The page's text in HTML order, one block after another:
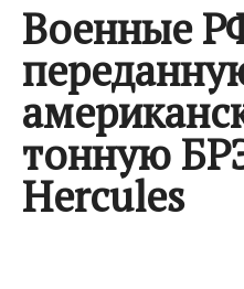
Военные
тонную
Hercules